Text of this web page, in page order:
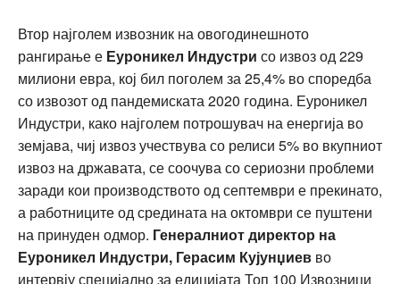
Втор најголем извозник на овогодинешното
рангирање е Еуроникел Индустри со извоз од 229
милиони евра, кој бил поголем за 25,4% во споредба
со извозот од пандемиската 2020 година. Еуроникел
Индустри, како најголем потрошувач на енергија во
земјава, чиј извоз учествува со релиси 5% во вкупниот
извоз на државата, се соочува со сериозни проблеми
заради кои производството од септември е прекинато,
а работниците од средината на октомври се пуштени
на принуден одмор. Генералниот директор на
Еуроникел Индустри, Герасим Кујунџиев во
интервју специјално за едицијата Топ 100 Извозници